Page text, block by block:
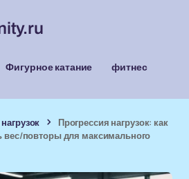
Фигурное катание
фитнес
Прогрессия нагрузок: как
вес/повторы для максимального